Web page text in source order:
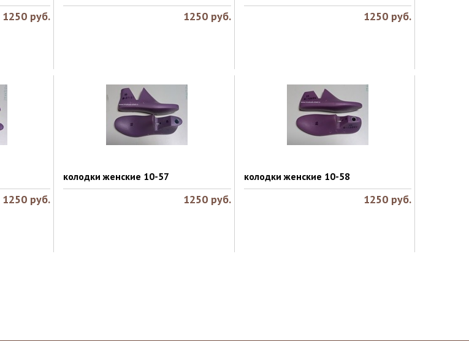
1250 руб. 1250 руб. 1250 руб.
1250 руб.
колодки женские 10-57
1250 руб.
колодки женские 10-58
1250 руб.